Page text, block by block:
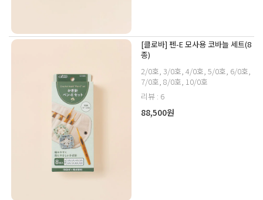
[클로바] 펜-E 모사용 코바늘 세트(8
종)
2/0호, 3/0호, 4/0호, 5/0호, 6/0호,
7/0호, 8/0호, 10/0호
리뷰 : 6
88,500원